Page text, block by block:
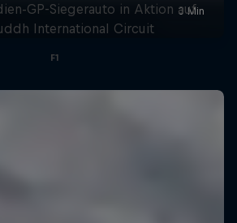
GP-Siegerauto in Aktion auf
International Circuit
F1